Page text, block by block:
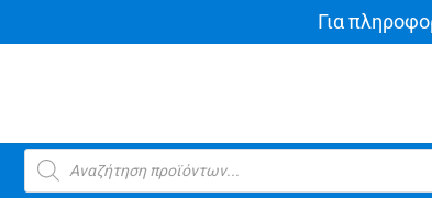
Για
Products
search